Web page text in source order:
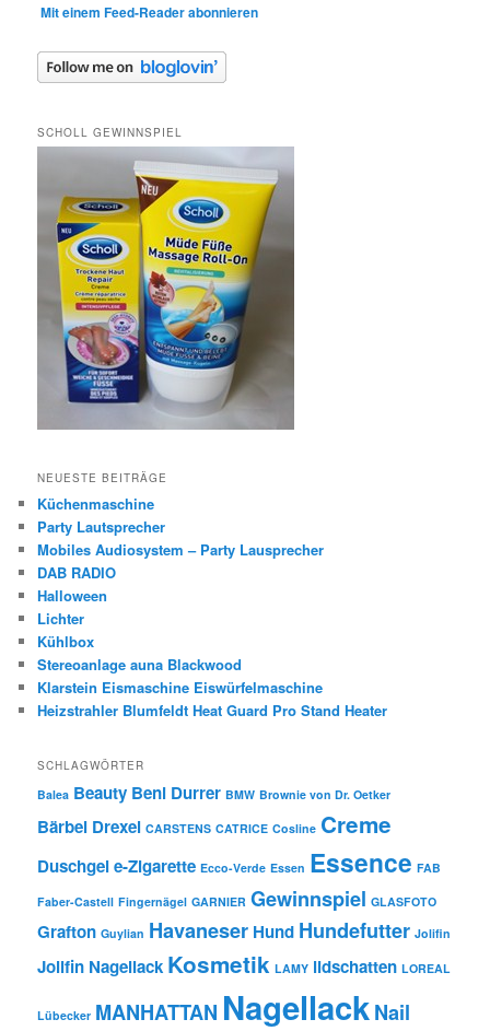
Mit einem Feed-Reader abonnieren
SCHOLL GEWINNSPIEL
NEUESTE BEITRÄGE
Küchenmaschine
Party Lautsprecher
Mobiles Audiosystem – Party Lausprecher
DAB RADIO
Halloween
Lichter
Kühlbox
Stereoanlage auna Blackwood
Klarstein Eismaschine Eiswürfelmaschine
Heizstrahler Blumfeldt Heat Guard Pro Stand Heater
SCHLAGWÖRTER
Balea Beauty Beni Durrer BMW Brownie von Dr. Oetker
Bärbel Drexel CARSTENS CATRICE Cosline Creme
Duschgele-Zigarette Ecco-Verde Essen Essence FAB
Faber-Castell Fingernägel GARNIER Gewinnspiel GLASFOTO
Grafton Guylian Havaneser Hund Hundefutter Jolifin
Jolifin Nagellack Kosmetik LAMY lidschatten LOREAL
Lübecker MANHATTAN NagellackNail